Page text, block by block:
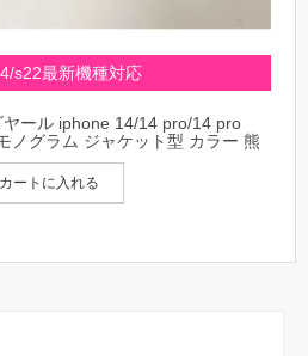
s22最新機種対応
ール iphone 14/14 pro/14 pro
ノグラム ジャケット型 カラー 熊
ultra/s21/note20ケース セレブ愛
11/x/xs/xr/8 plus/7カバー 大
カートに入れる